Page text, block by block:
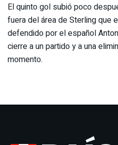
El quinto gol subió poco
fuera del área de Sterling que
defendido por el español
cierre a un partido y a una
momento.